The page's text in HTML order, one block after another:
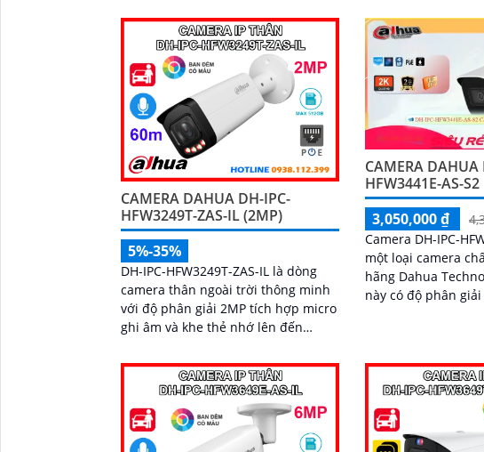
minh. Tích hợp công nghệ AI,
camera phát hiện chính xác người
và phương tiện, kết hợp micro ghi
âm và khe thẻ nhớ hỗ trợ đến
512GB đảm bảo lưu trữ linh hoạt và
chi tiết, hỗ trợ PoE tiện lợi đây là giải
pháp giám sát an ninh hiệu quả
năng quan sát
CAMERA DAHUA DH-IPC-
HFW3249T-ZAS-IL (2MP)
5%-35%
DH-IPC-HFW3249T-ZAS-IL là dòng
camera thân ngoài trời thông minh
với độ phân giải 2MP tích hợp micro
ghi âm và khe thẻ nhớ lên đến
cùng hồng ngoại tầm xa 60m cho
hình ảnh có màu sắc nét cả trong
đêm tối
CAMERA DAHUA
HFW3441E-AS-S2
3,050,000 ₫
Camera DH-IPC-
một loại camera
hãng Dahua Technology.
này có độ phân